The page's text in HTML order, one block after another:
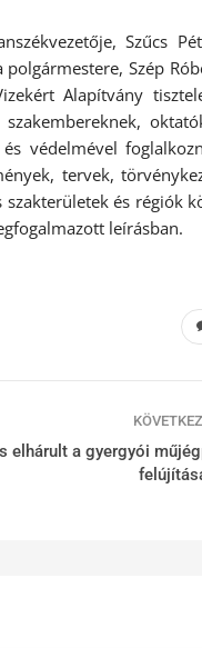
Szűcs
Szép
Alapítvány
védelmével
tervek,
és régiók
leírásban.
elhárult a gyergyói